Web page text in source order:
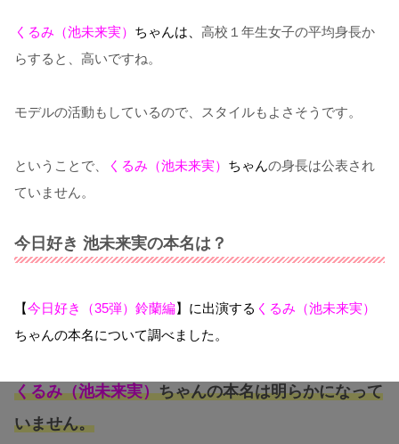
くるみ（池未来実） ちゃんは、 高校１年生女子の平均身長か
らすると、高いですね。
モデルの活動もしているので、スタイルもよさそうです。
ということで、 くるみ（池未来実） ちゃんの身長は公表され
ていません。
今日好き 池未来実の本名は？
【今日好き（35弾）鈴蘭編】に出演する くるみ（池未来実）
ちゃんの本名について調べました。
くるみ（池未来実）ちゃんの本名は明らかになって
いません。